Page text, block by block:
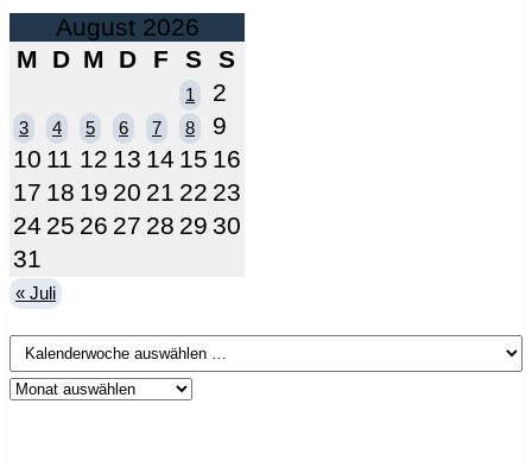
August 2026
M
D M D F S S
1 2
3 4 5 6 7 8
9
10 11 12 13 14 15 16
17 18 19 20 21 22 23
24 25 26 27 28 29 30
31
« Juli